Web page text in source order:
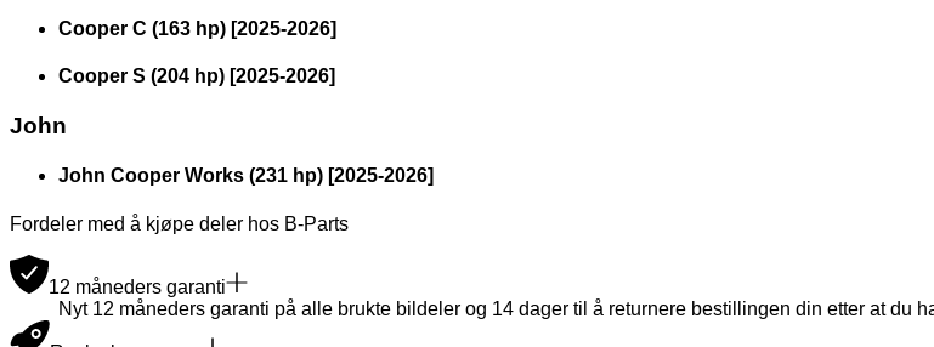
Cooper C (163 hp) [2025-2026]
Cooper S (204 hp) [2025-2026]
John
John Cooper Works (231 hp) [2025-2026]
Fordeler med å kjøpe deler hos B-Parts
12 måneders garanti
Nyt 12 måneders garanti på alle brukte bildeler og 14 dager til å returnere bestillingen din etter at du